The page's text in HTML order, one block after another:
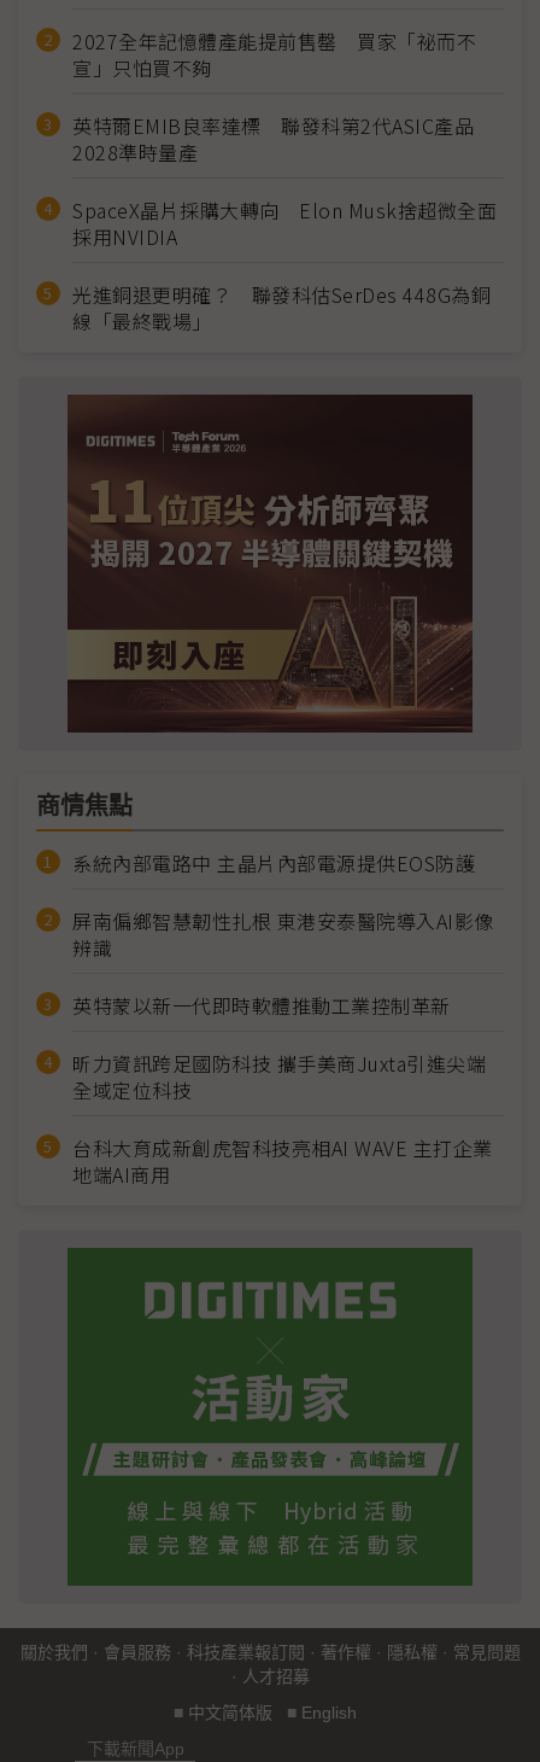
2027全年記憶體產能提前售罄 買家「祕而不
宣」只怕買不夠
英特爾EMIB良率達標 聯發科第2代ASIC產品
2028準時量產
SpaceX晶片採購大轉向 Elon Musk捨超微全面
採用NVIDIA
光進銅退更明確？ 聯發科估SerDes 448G為銅
線「最終戰場」
商情焦點
系統內部電路中 主晶片內部電源提供EOS防護
屏南偏鄉智慧韌性扎根 東港安泰醫院導入AI影像
辨識
英特蒙以新一代即時軟體推動工業控制革新
昕力資訊跨足國防科技 攜手美商Juxta引進尖端
全域定位科技
台科大育成新創虎智科技亮相AI WAVE 主打企業
地端AI商用
關於我們 · 會員服務 · 科技產業報訂閱 · 著作權 · 隱私權 · 常見問題
· 人才招募
■ 中文简体版 ■ English
下載新聞App